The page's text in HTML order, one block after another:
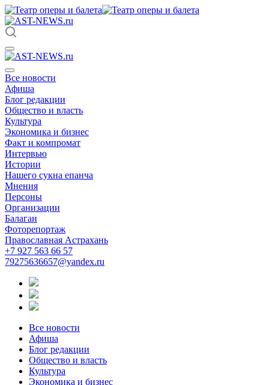
Все новости
Афиша
Блог редакции
Общество и власть
Культура
Экономика и бизнес
Факт и компромат
Интервью
Истории
Нашего сукна епанча
Мнения
Персоны
Организации
Балаган
Фоторепортаж
Православная Астрахань
+7 927 563 66 57
79275636657@yandex.ru
Все новости
Афиша
Блог редакции
Общество и власть
Культура
Экономика и бизнес